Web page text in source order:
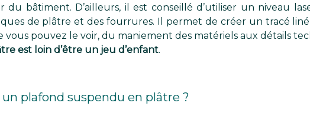
du bâtiment. D’ailleurs, il est conseillé d’utiliser un niveau
de plâtre et des fourrures. Il permet de créer un tracé
vous pouvez le voir, du maniement des matériels aux détails
est loin d’être un jeu d’enfant.
plafond suspendu en plâtre ?